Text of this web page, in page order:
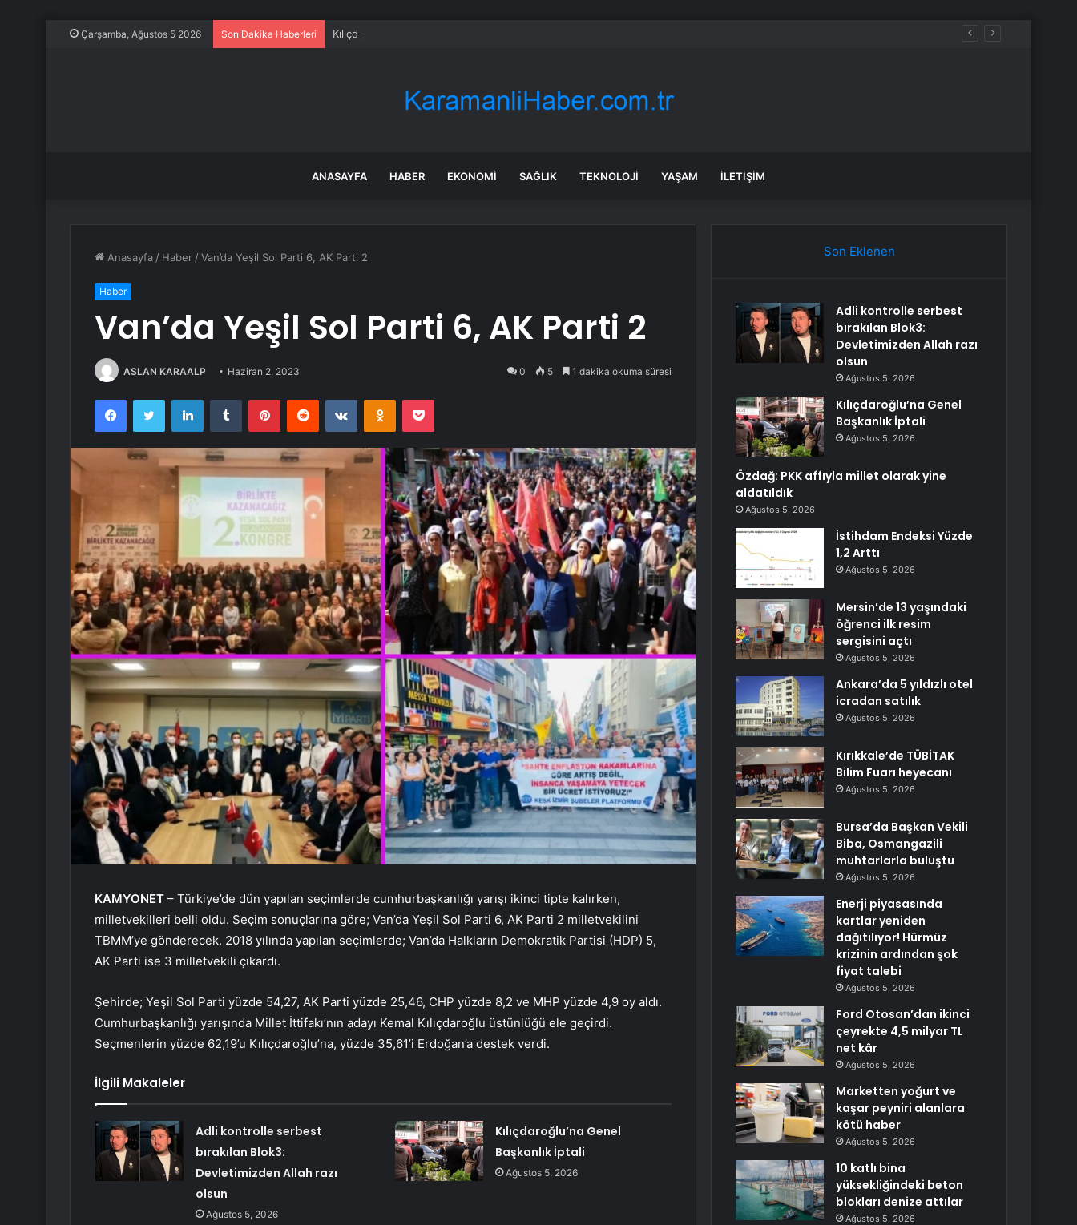
Çarşamba, Ağustos 5 2026 Son Dakika Haberleri Kılıçdaroğlu’na Genel Başkanlık İptali
ANASAYFA HABER EKONOMI SAĞLIK TEKNOLOJI YAŞAM İLETIŞIM
Anasayfa / Haber /Van’da Yeşil Sol Parti 6, AK Parti 2
Haber
Van’da Yeşil Sol Parti 6, AK Parti 2
ASLAN KARAALP Haziran 2, 2023 0 5 1 dakika okuma süresi
FacebookTwitter LinkedInTumblr PinterestReddit VKontakteOdnoklassniki
Pocket
KAMYONET – Türkiye’de dün yapılan seçimlerde cumhurbaşkanlığı yarışı ikinci tipte kalırken,
milletvekilleri belli oldu. Seçim sonuçlarına göre; Van’da Yeşil Sol Parti 6, AK Parti 2 milletvekilini
TBMM’ye gönderecek. 2018 yılında yapılan seçimlerde; Van’da Halkların Demokratik Partisi (HDP) 5,
AK Parti ise 3 milletvekili çıkardı.
Şehirde; Yeşil Sol Parti yüzde 54,27, AK Parti yüzde 25,46, CHP yüzde 8,2 ve MHP yüzde 4,9 oy aldı.
Cumhurbaşkanlığı yarışında Millet İttifakı’nın adayı Kemal Kılıçdaroğlu üstünlüğü ele geçirdi.
Seçmenlerin yüzde 62,19’u Kılıçdaroğlu’na, yüzde 35,61’i Erdoğan’a destek verdi.
İlgili Makaleler
Adli kontrolle serbest
bırakılan Blok3:
Devletimizden Allah razı
olsun
Ağustos 5, 2026
Kılıçdaroğlu’na Genel
Başkanlık İptali
Ağustos 5, 2026
Son Eklenen
Adli kontrolle serbest
bırakılan Blok3:
Devletimizden Allah razı
olsun
Ağustos 5, 2026
Kılıçdaroğlu’na Genel
Başkanlık İptali
Ağustos 5, 2026
Özdağ: PKK affıyla millet olarak yine
aldatıldık
Ağustos 5, 2026
İstihdam Endeksi Yüzde
1,2 Arttı
Ağustos 5, 2026
Mersin’de 13 yaşındaki
öğrenci ilk resim
sergisini açtı
Ağustos 5, 2026
Ankara’da 5 yıldızlı otel
icradan satılık
Ağustos 5, 2026
Kırıkkale’de TÜBİTAK
Bilim Fuarı heyecanı
Ağustos 5, 2026
Bursa’da Başkan Vekili
Biba, Osmangazili
muhtarlarla buluştu
Ağustos 5, 2026
Enerji piyasasında
kartlar yeniden
dağıtılıyor! Hürmüz
krizinin ardından şok
fiyat talebi
Ağustos 5, 2026
Ford Otosan’dan ikinci
çeyrekte 4,5 milyar TL
net kâr
Ağustos 5, 2026
Marketten yoğurt ve
kaşar peyniri alanlara
kötü haber
Ağustos 5, 2026
10 katlı bina
yüksekliğindeki beton
blokları denize attılar
Ağustos 5, 2026